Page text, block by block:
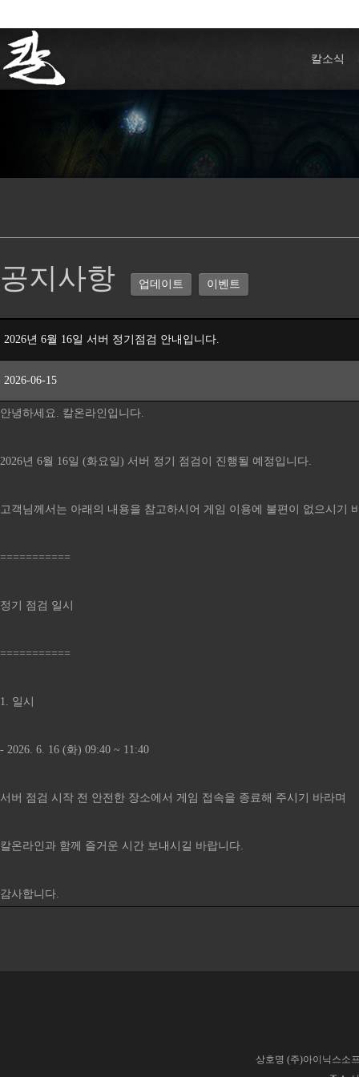
칼소식
공지사항 업데이트 이벤트
2026년 6월 16일 서버 정기점검 안내입니다.
2026-06-15
안녕하세요. 칼온라인입니다.
2026년 6월 16일 (화요일) 서버 정기 점검이 진행될 예정입니다.
고객님께서는 아래의 내용을 참고하시어 게임 이용에 불편이 없으시기
===========
정기 점검 일시
===========
1. 일시
- 2026. 6. 16 (화) 09:40 ~ 11:40
서버 점검 시작 전 안전한 장소에서 게임 접속을 종료해 주시기 바라며
칼온라인과 함께 즐거운 시간 보내시길 바랍니다.
감사합니다.​​​​​​​​​​​​​​​​​​​​​​​​​​​​​​​​​​​​​​​​​​​​​​​​​​​​​​​​​​​​​​​​​​​​​​​​​​​​​​​​​​​​​
상호명 (주)아이닉스소